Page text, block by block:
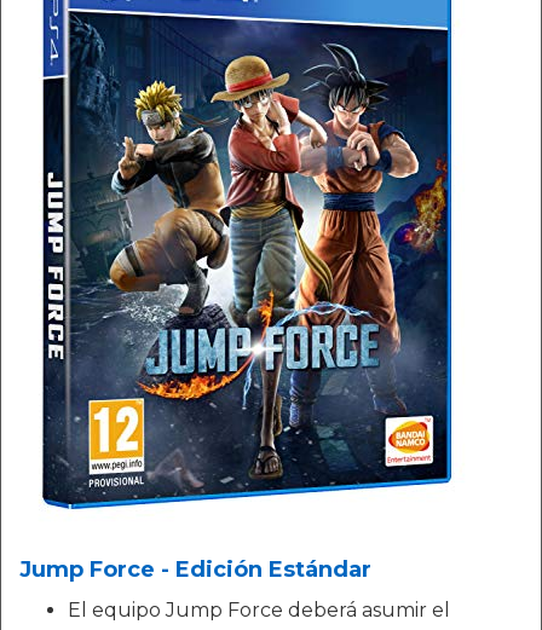
Jump Force - Edición Estándar
El equipo Jump Force deberá asumir el